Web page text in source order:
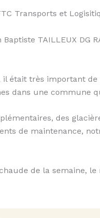
Transports et
TAILLEUX DG
il était très important
dans une
des
de maintenance,
de la semaine,